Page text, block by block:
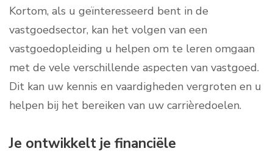
Kortom, als u geïnteresseerd bent in de
vastgoedsector, kan het volgen van een
vastgoedopleiding u helpen om te leren omgaan
met de vele verschillende aspecten van vastgoed.
Dit kan uw kennis en vaardigheden vergroten en u
helpen bij het bereiken van uw carrièredoelen.
Je ontwikkelt je financiële